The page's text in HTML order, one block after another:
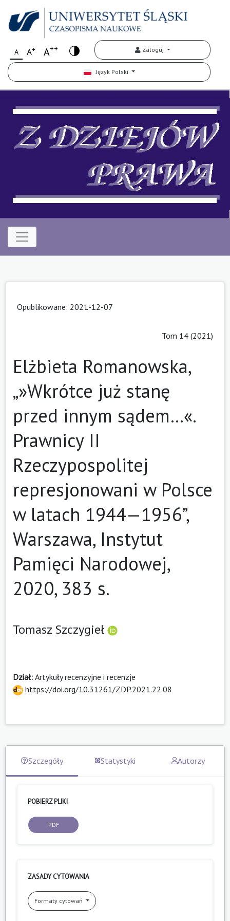
A A+ A++ Zaloguj
Język Polski
Opublikowane: 2021-12-07
Tom 14 (2021)
Elżbieta Romanowska,
„»Wkrótce już stanę
przed innym sądem…«.
Prawnicy II
Rzeczypospolitej
represjonowani w Polsce
w latach 1944—1956”,
Warszawa, Instytut
Pamięci Narodowej,
2020, 383 s.
Tomasz Szczygieł
Dział: Artykuły recenzyjne i recenzje
https://doi.org/10.31261/ZDP.2021.22.08
Szczegóły Statystyki Autorzy
POBIERZ PLIKI
PDF
ZASADY CYTOWANIA
Formaty cytowań